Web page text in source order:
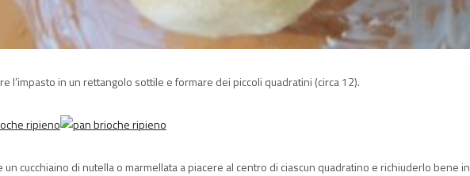
l’impasto in un rettangolo sottile e formare dei piccoli quadratini (circa 12).
un cucchiaino di nutella o marmellata a piacere al centro di ciascun quadratino e richiuderlo bene in